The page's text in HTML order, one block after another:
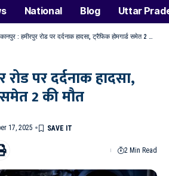
National Blog Uttar
कानपुर : हमीरपुर रोड पर दर्दनाक हादसा, ट्रैफिक होमगार्ड समेत 2 की मौत
पर दर्दनाक हादसा,
समेत 2 की मौत
17, 2025
2 Min Read